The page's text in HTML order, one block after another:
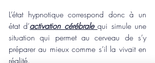
L’état hypnotique correspond donc à un
état d’activation cérébrale qui simule une
situation qui permet au cerveau de s’y
préparer au mieux comme s’il la vivait en
réalité.